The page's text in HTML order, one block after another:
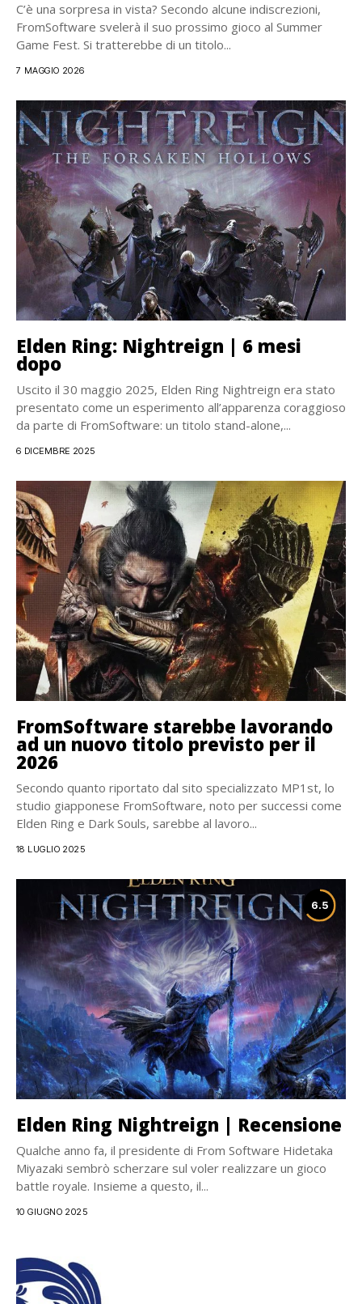
C’è una sorpresa in vista? Secondo alcune indiscrezioni,
FromSoftware svelerà il suo prossimo gioco al Summer
Game Fest. Si tratterebbe di un titolo...
7 MAGGIO 2026
Elden Ring: Nightreign | 6 mesi
dopo
Uscito il 30 maggio 2025, Elden Ring Nightreign era stato
presentato come un esperimento all’apparenza coraggioso
da parte di FromSoftware: un titolo stand-alone,...
6 DICEMBRE 2025
FromSoftware starebbe lavorando
ad un nuovo titolo previsto per il
2026
Secondo quanto riportato dal sito specializzato MP1st, lo
studio giapponese FromSoftware, noto per successi come
Elden Ring e Dark Souls, sarebbe al lavoro...
18 LUGLIO 2025
6.5
Elden Ring Nightreign | Recensione
Qualche anno fa, il presidente di From Software Hidetaka
Miyazaki sembrò scherzare sul voler realizzare un gioco
battle royale. Insieme a questo, il...
10 GIUGNO 2025